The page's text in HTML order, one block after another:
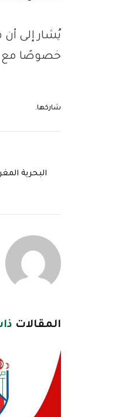
يُشار إلى
خصوصًا مع
شاركها.
البحرية
المقالات